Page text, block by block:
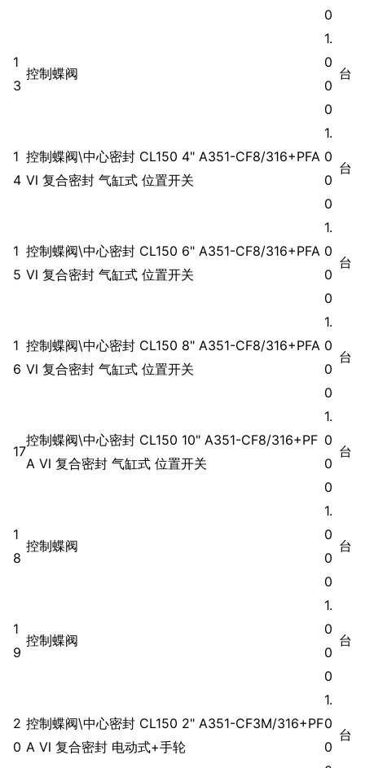
0
1
3
控制蝶阀
1.
0
0
0
台
1
4
控制蝶阀\中心密封 CL150 4" A351-CF8/316+PFA
Ⅵ 复合密封 气缸式 位置开关
1.
0
0
0
台
1
5
控制蝶阀\中心密封 CL150 6" A351-CF8/316+PFA
Ⅵ 复合密封 气缸式 位置开关
1.
0
0
0
台
1
6
控制蝶阀\中心密封 CL150 8" A351-CF8/316+PFA
Ⅵ 复合密封 气缸式 位置开关
1.
0
0
0
台
17
控制蝶阀\中心密封 CL150 10" A351-CF8/316+PF
A Ⅵ 复合密封 气缸式 位置开关
1.
0
0
0
台
1
8
控制蝶阀
1.
0
0
0
台
1
9
控制蝶阀
1.
0
0
0
台
2
0
控制蝶阀\中心密封 CL150 2" A351-CF3M/316+PF
A Ⅵ 复合密封 电动式+手轮
1.
0
0
台